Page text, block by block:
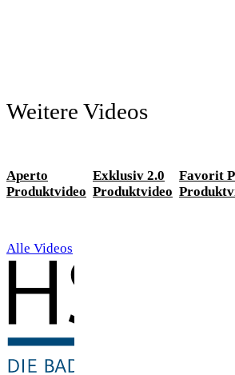
Weitere Videos
Aperto
Produktvideo
Exklusiv 2.0
Produktvideo
Favorit
Alle Videos